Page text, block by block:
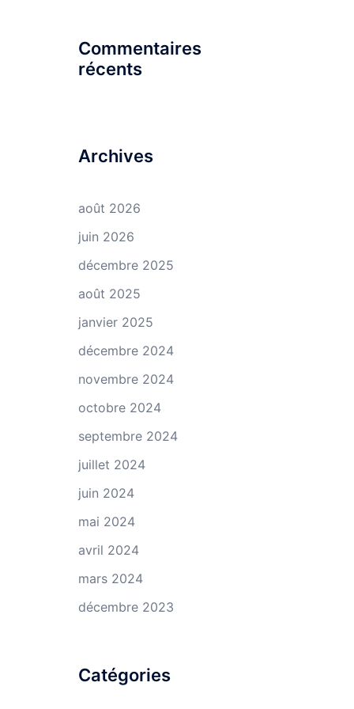
Commentaires
récents
Archives
août 2026
juin 2026
décembre 2025
août 2025
janvier 2025
décembre 2024
novembre 2024
octobre 2024
septembre 2024
juillet 2024
juin 2024
mai 2024
avril 2024
mars 2024
décembre 2023
Catégories